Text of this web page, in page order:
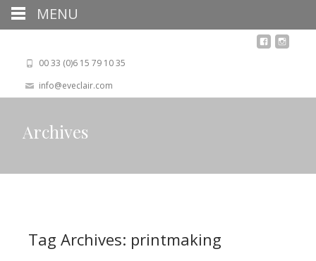
00 33 (0)6 15 79 10 35
info@eveclair.com
Archives
Tag Archives: printmaking
MENU